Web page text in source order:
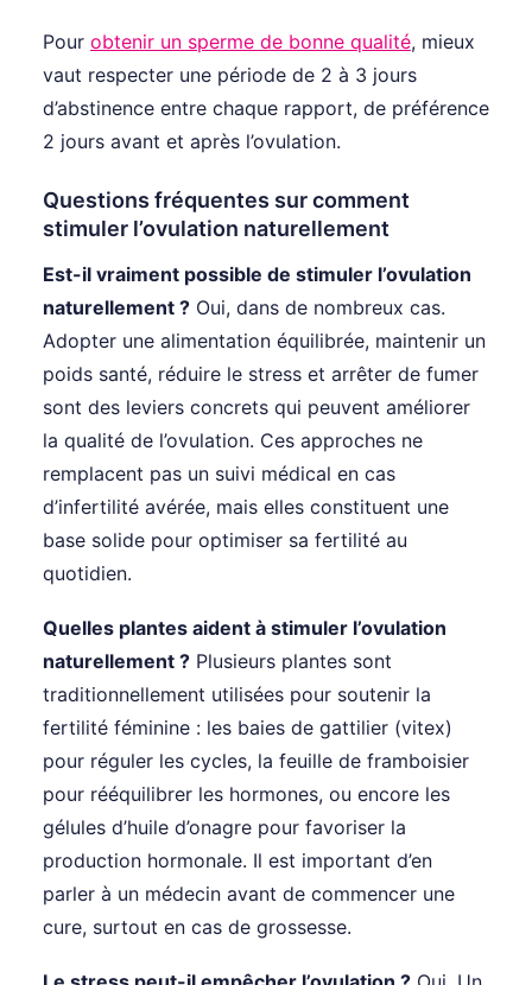
Pour obtenir un sperme de bonne qualité, mieux
vaut respecter une période de 2 à 3 jours
d’abstinence entre chaque rapport, de préférence
2 jours avant et après l’ovulation.
Questions fréquentes sur comment
stimuler l’ovulation naturellement
Est-il vraiment possible de stimuler l’ovulation
naturellement ? Oui, dans de nombreux cas.
Adopter une alimentation équilibrée, maintenir un
poids santé, réduire le stress et arrêter de fumer
sont des leviers concrets qui peuvent améliorer
la qualité de l’ovulation. Ces approches ne
remplacent pas un suivi médical en cas
d’infertilité avérée, mais elles constituent une
base solide pour optimiser sa fertilité au
quotidien.
Quelles plantes aident à stimuler l’ovulation
naturellement ? Plusieurs plantes sont
traditionnellement utilisées pour soutenir la
fertilité féminine : les baies de gattilier (vitex)
pour réguler les cycles, la feuille de framboisier
pour rééquilibrer les hormones, ou encore les
gélules d’huile d’onagre pour favoriser la
production hormonale. Il est important d’en
parler à un médecin avant de commencer une
cure, surtout en cas de grossesse.